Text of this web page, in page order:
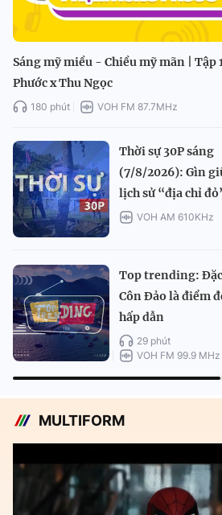
Sáng mỹ miều - Chiều mỹ mãn | Tập
Phước x Thu Ngọc
180 phút VOH FM 87.7MHz
Thời sự 30P sáng
(7/8/2026): Gìn
lịch sử “địa chỉ
VOH AM 610KHz
Top trending:
Côn Đảo là điểm
hấp dẫn
29 phút
VOH FM 99.9 MHz
MULTIFORM